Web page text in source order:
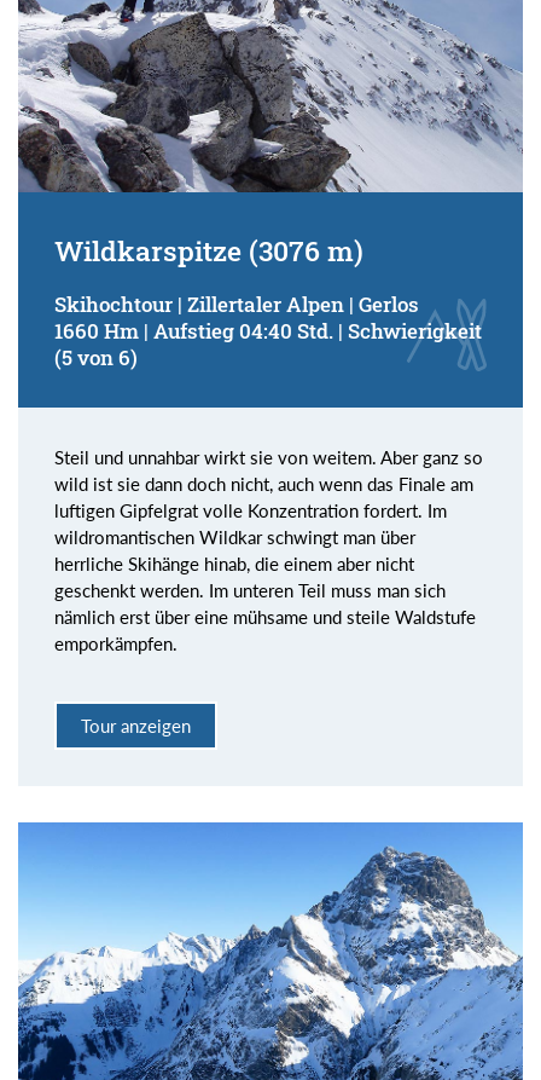
Wildkarspitze (3076 m)
Skihochtour | Zillertaler Alpen | Gerlos
1660 Hm | Aufstieg 04:40 Std. | Schwierigkeit
(5 von 6)
Steil und unnahbar wirkt sie von weitem. Aber ganz so
wild ist sie dann doch nicht, auch wenn das Finale am
luftigen Gipfelgrat volle Konzentration fordert. Im
wildromantischen Wildkar schwingt man über
herrliche Skihänge hinab, die einem aber nicht
geschenkt werden. Im unteren Teil muss man sich
nämlich erst über eine mühsame und steile Waldstufe
emporkämpfen.
Tour anzeigen